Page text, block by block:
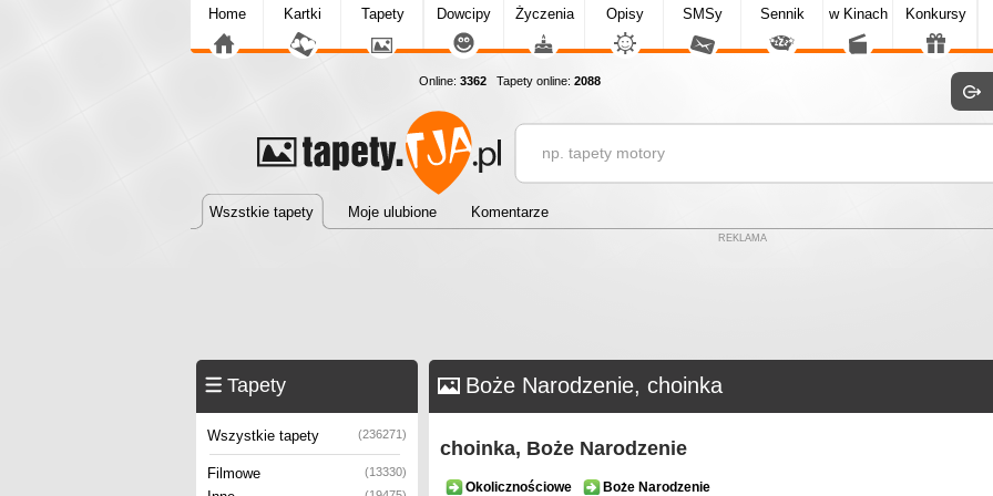
Home Kartki Tapety Dowcipy Życzenia Opisy SMSy Sennik w Kinach Konkursy
Online: 3362 Tapety online: 2088
Wszstkie tapety Moje ulubione Komentarze
REKLAMA
Tapety
Wszystkie tapety (236271)
Filmowe (13330)
Boże Narodzenie, choinka
choinka, Boże Narodzenie
Okolicznościowe Boże Narodzenie